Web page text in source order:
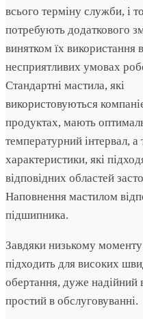
всього терміну служби, і
потребують додаткового
винятком їх використання
несприятливих умовах
Стандартні мастила, які
використовуються
продуктах, мають
температурний інтервал, а
характеристики, які
відповідних областей
Наповнення мастилом
підшипника.
Завдяки низькому моменту
підходить для високих
обертання, дуже надійний в
простий в обслуговуванні.